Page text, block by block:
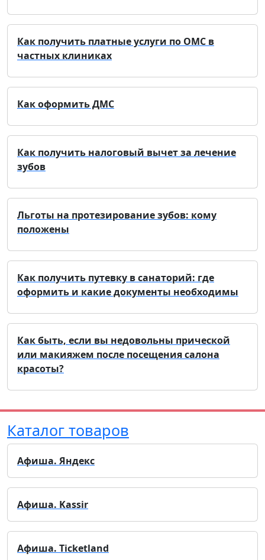
Как получить платные услуги по ОМС в
частных клиниках
Как оформить ДМС
Как получить налоговый вычет за лечение
зубов
Льготы на протезирование зубов: кому
положены
Как получить путевку в санаторий: где
оформить и какие документы необходимы
Как быть, если вы недовольны прической
или макияжем после посещения салона
красоты?
Каталог товаров
Афиша. Яндекс
Афиша. Kassir
Афиша. Ticketland